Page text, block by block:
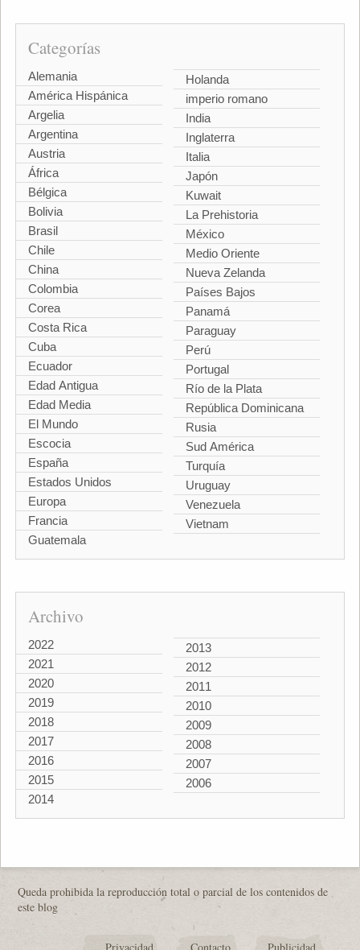
Categorías
Alemania
América Hispánica
Argelia
Argentina
Austria
África
Bélgica
Bolivia
Brasil
Chile
China
Colombia
Corea
Costa Rica
Cuba
Ecuador
Edad Antigua
Edad Media
El Mundo
Escocia
España
Estados Unidos
Europa
Francia
Guatemala
Holanda
imperio romano
India
Inglaterra
Italia
Japón
Kuwait
La Prehistoria
México
Medio Oriente
Nueva Zelanda
Países Bajos
Panamá
Paraguay
Perú
Portugal
Río de la Plata
República Dominicana
Rusia
Sud América
Turquía
Uruguay
Venezuela
Vietnam
Archivo
2022
2021
2020
2019
2018
2017
2016
2015
2014
2013
2012
2011
2010
2009
2008
2007
2006
Queda prohibida la reproducción total o parcial de los contenidos de
este blog